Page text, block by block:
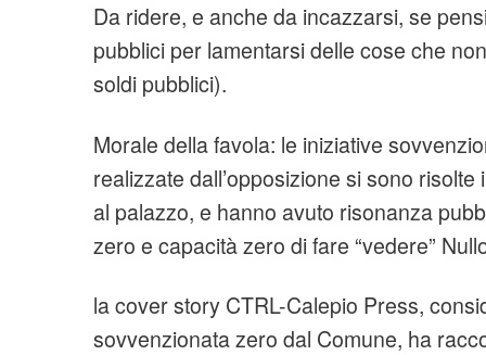
Da ridere, e anche da incazzarsi, se
pubblici per lamentarsi delle cose che
soldi pubblici).
Morale della favola: le iniziative
realizzate dall’opposizione si sono
al palazzo, e hanno avuto risonanza
zero e capacità zero di fare “vedere”
la cover story CTRL-Calepio Press,
sovvenzionata zero dal Comune, ha